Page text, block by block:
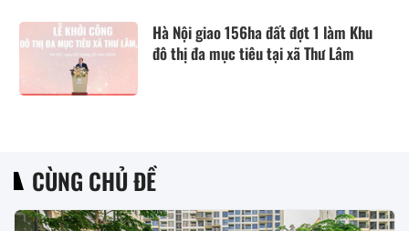
Hà Nội giao 156ha đất đợt 1 làm Khu
đô thị đa mục tiêu tại xã Thư Lâm
CÙNG CHỦ ĐỀ